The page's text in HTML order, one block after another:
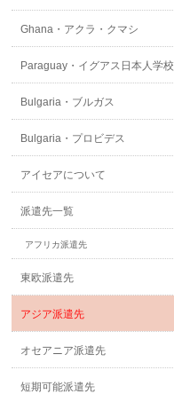
Ghana・アクラ・クマシ
Paraguay・イグアス日本人学校
Bulgaria・ブルガス
Bulgaria・プロビデス
アイセアについて
派遣先一覧
アフリカ派遣先
東欧派遣先
アジア派遣先
オセアニア派遣先
短期可能派遣先